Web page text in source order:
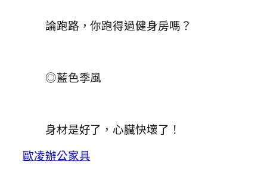
論跑路，你跑得過健身房嗎？
◎藍色季風
身材是好了，心臟快壞了！
歐凌辦公家具